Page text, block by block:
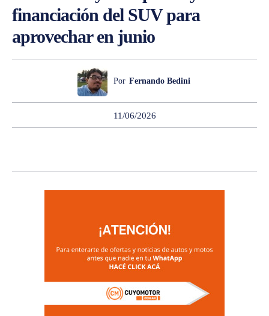
financiación del SUV para
aprovechar en junio
Por Fernando Bedini
11/06/2026